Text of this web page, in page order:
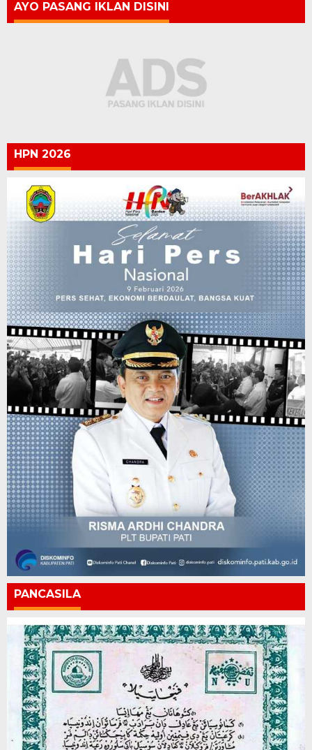
AYO PASANG IKLAN DISINI
HPN 2026
PANCASILA